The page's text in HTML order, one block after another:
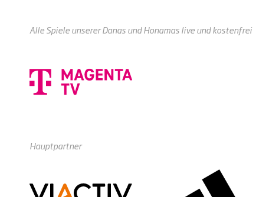
Alle Spiele unserer Danas und Honamas live und kostenfrei
Hauptpartner